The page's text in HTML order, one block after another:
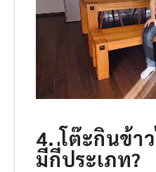
4. โต๊ะกินข้า
มีกี่ประเภท?